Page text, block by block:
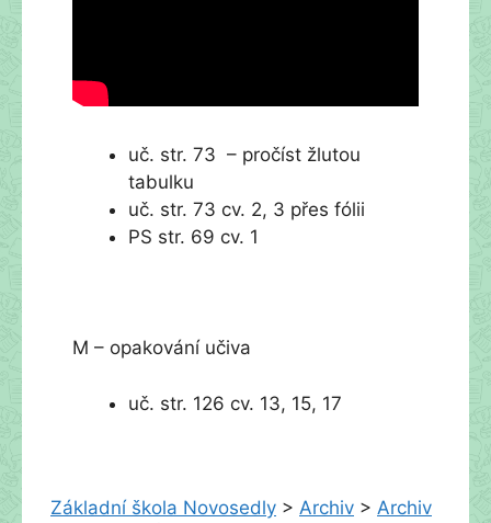
uč. str. 73 – pročíst žlutou
tabulku
uč. str. 73 cv. 2, 3 přes fólii
PS str. 69 cv. 1
M – opakování učiva
uč. str. 126 cv. 13, 15, 17
Základní škola Novosedly > Archiv > Archiv